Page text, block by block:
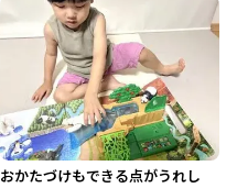
おかたづけもできる点がうれし